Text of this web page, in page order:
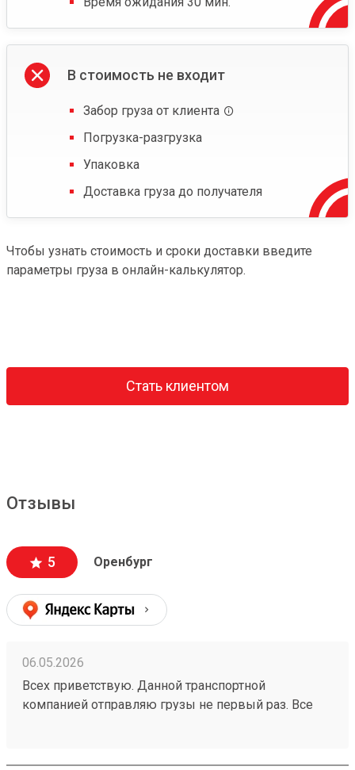
В стоимость не входит
Забор груза от клиента
Погрузка-разгрузка
Упаковка
Доставка груза до получателя
Чтобы узнать стоимость и сроки доставки введите
параметры груза в онлайн-калькулятор.
Стать клиентом
Отзывы
5 Оренбург
06.05.2026
Всех приветствую. Данной транспортной
компанией отправляю грузы не первый раз. Все
груза и время работы. Рекомендую Заказ